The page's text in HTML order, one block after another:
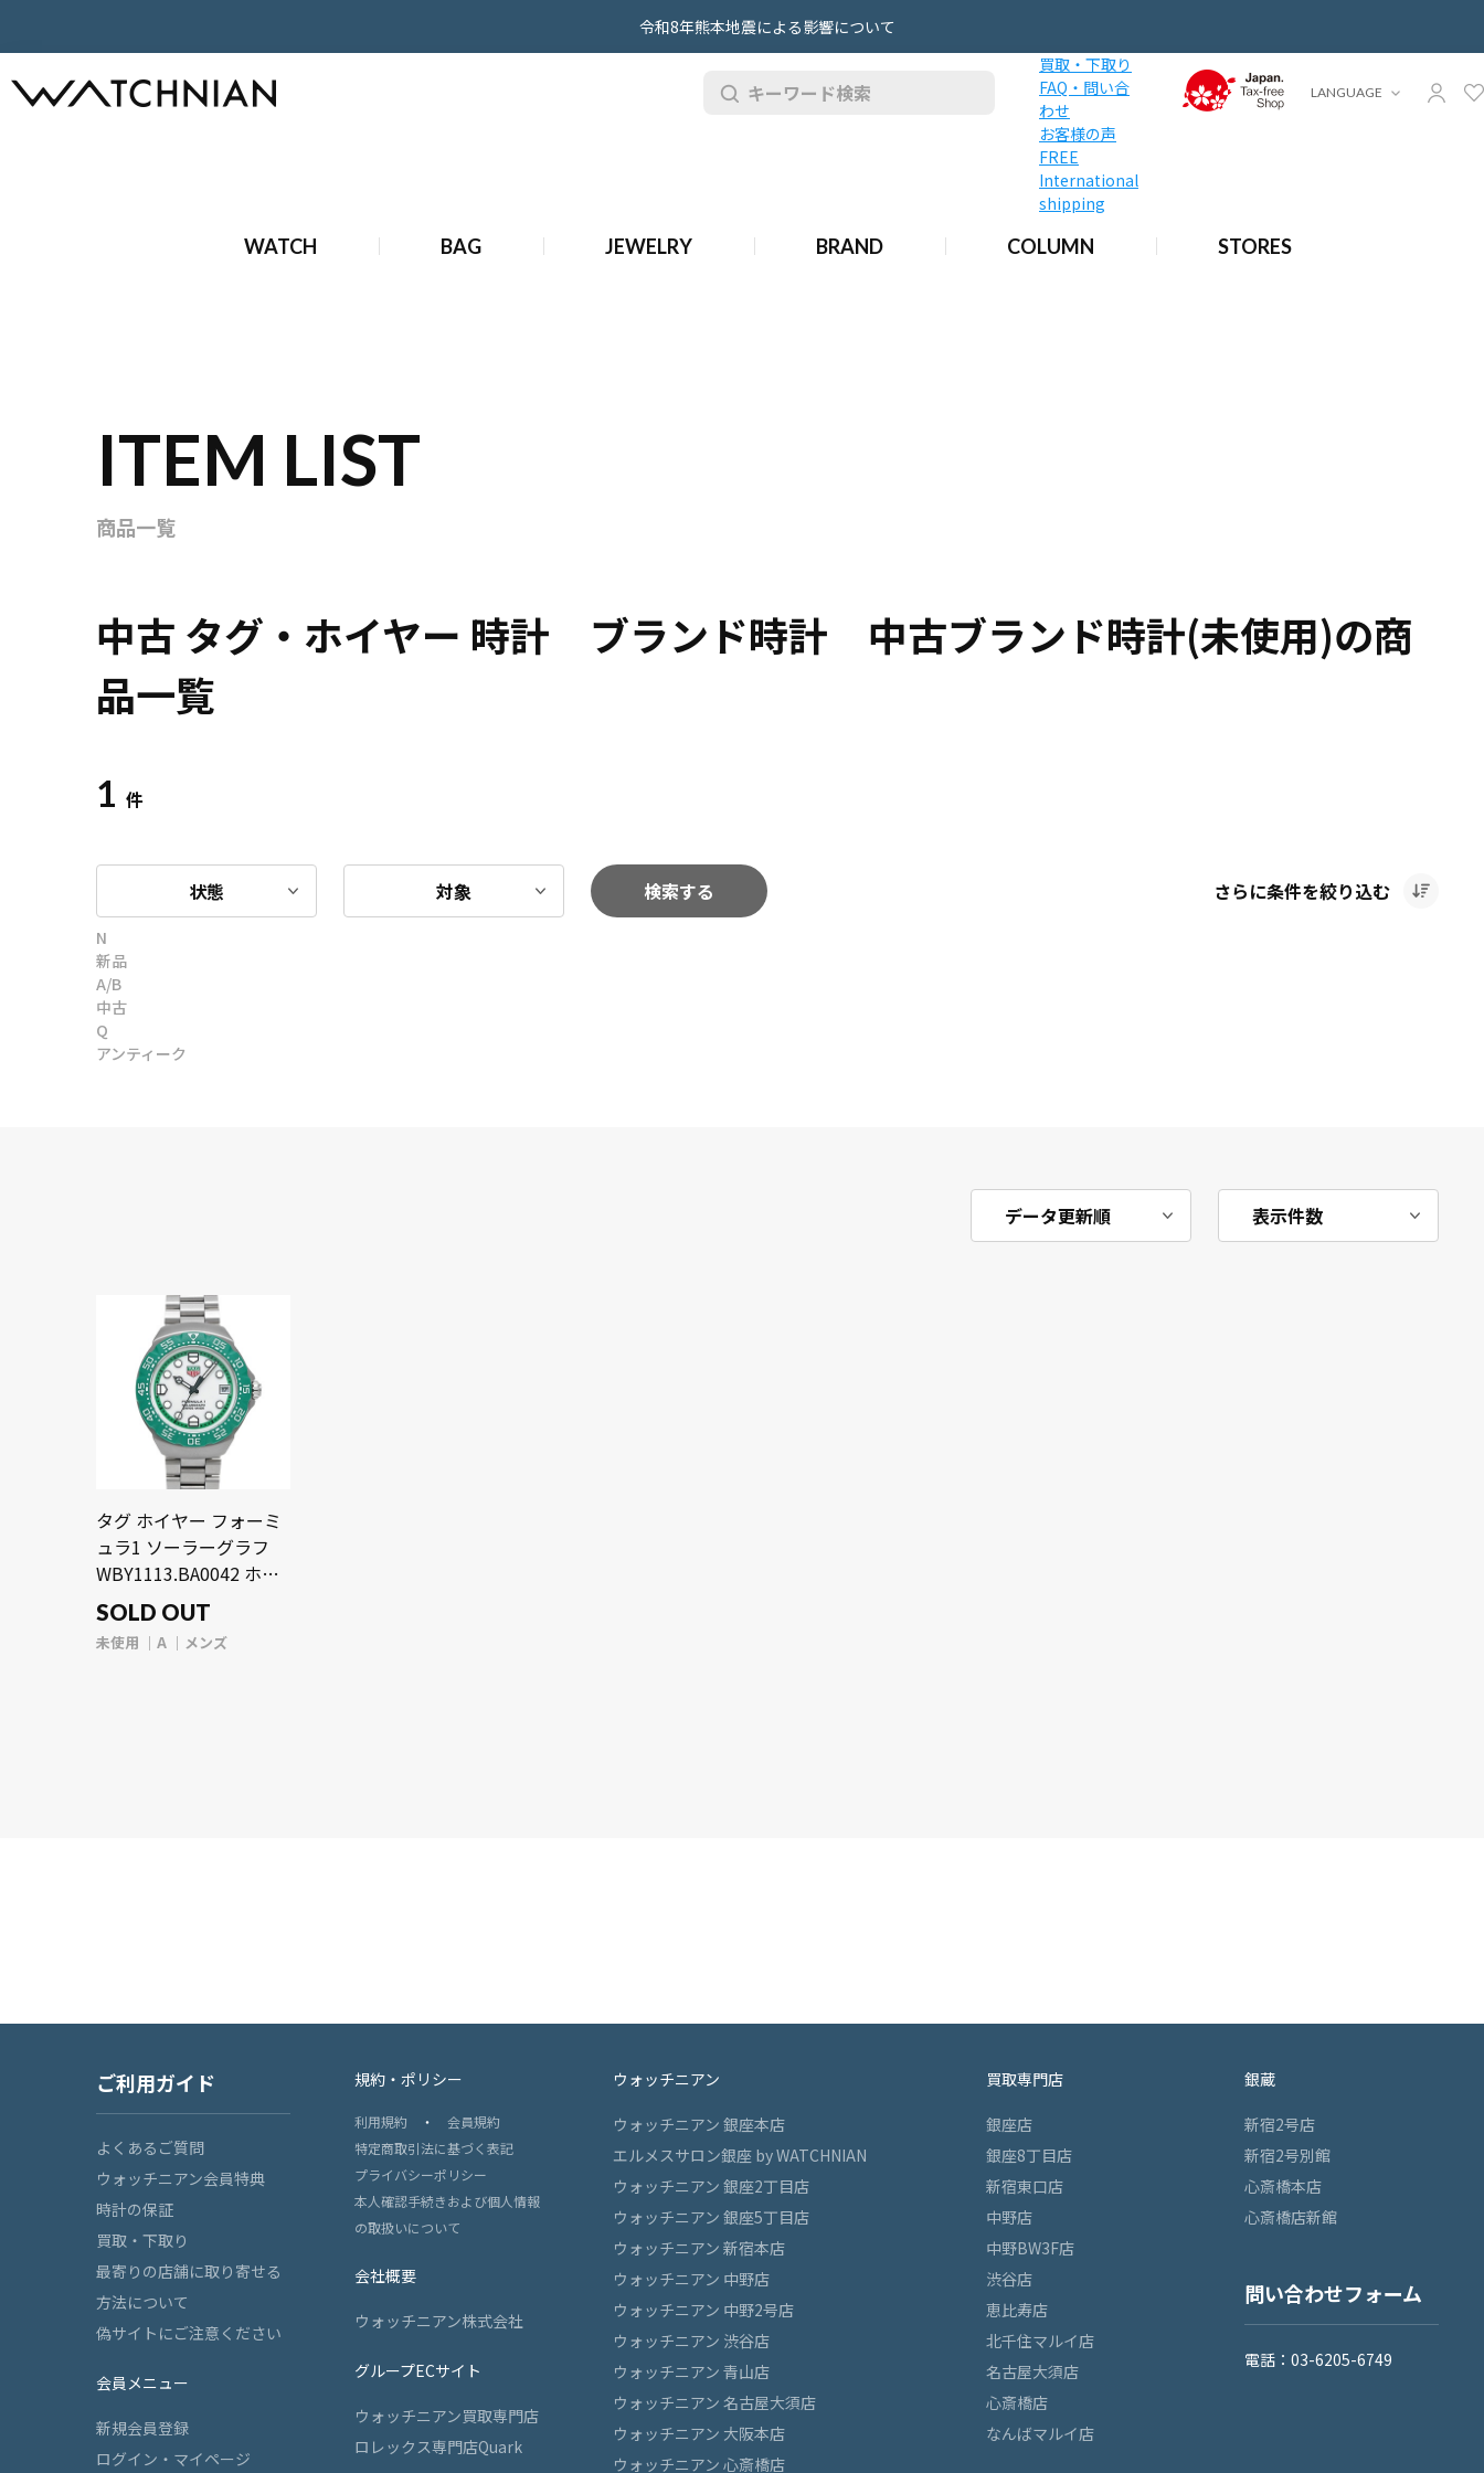
令和8年熊本地震による影響について
買取・下取り
FAQ・問い合
わせ
お客様の声
FREE
International
shipping
WATCH BAG JEWELRY BRAND COLUMN STORES
LANGUAGE
ITEM LIST
商品一覧
中古 タグ・ホイヤー 時計 ブランド時計 中古ブランド時計(未使用)の商
品一覧
1 件
状態 対象 検索する さらに条件を絞り込む
N
新品
A/B
中古
Q
アンティーク
タグ ホイヤー フォーミ
ュラ1 ソーラーグラフ
WBY1113.BA0042 ホワ
イト メンズ 時計 【未使
用】【wristwatch】
SOLD OUT
未使用 A メンズ
ご利用ガイド
よくあるご質問
ウォッチニアン会員特典
時計の保証
買取・下取り
最寄りの店舗に取り寄せる
方法について
偽サイトにご注意ください
会員メニュー
新規会員登録
ログイン・マイページ
規約・ポリシー
利用規約 ・ 会員規約
特定商取引法に基づく表記
プライバシーポリシー
本人確認手続きおよび個人情報
の取扱いについて
会社概要
ウォッチニアン株式会社
グループECサイト
ウォッチニアン買取専門店
ロレックス専門店Quark
ウォッチニアン
ウォッチニアン 銀座本店
エルメスサロン銀座 by WATCHNIAN
ウォッチニアン 銀座2丁目店
ウォッチニアン 銀座5丁目店
ウォッチニアン 新宿本店
ウォッチニアン 中野店
ウォッチニアン 中野2号店
ウォッチニアン 渋谷店
ウォッチニアン 青山店
ウォッチニアン 名古屋大須店
ウォッチニアン 大阪本店
ウォッチニアン 心斎橋店
買取専門店
銀座店
銀座8丁目店
新宿東口店
中野店
中野BW3F店
渋谷店
恵比寿店
北千住マルイ店
名古屋大須店
心斎橋店
なんばマルイ店
銀蔵
新宿2号店
新宿2号別館
心斎橋本店
心斎橋店新館
問い合わせフォーム
電話：03-6205-6749